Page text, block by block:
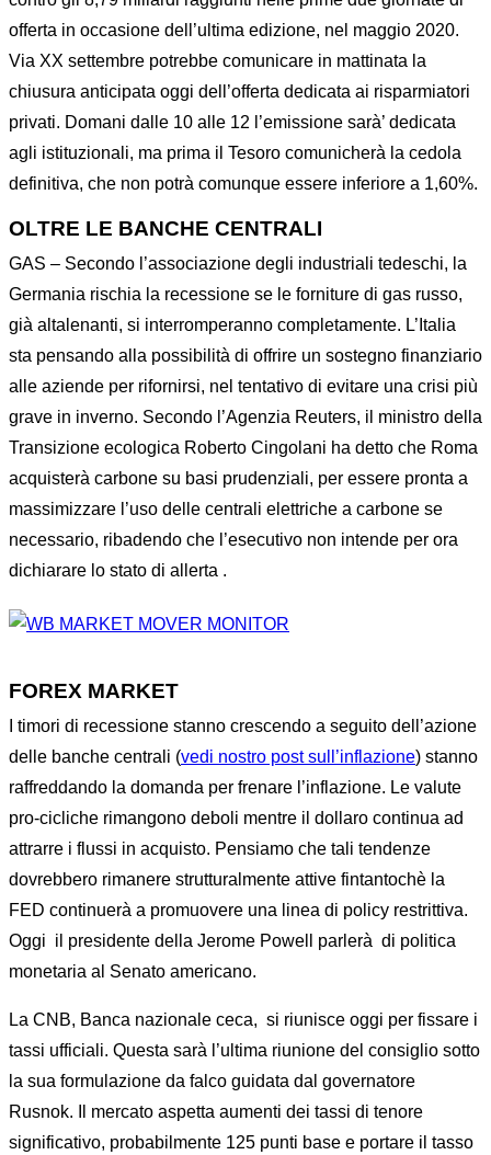
offerta in occasione dell’ultima edizione, nel maggio 2020.
Via XX settembre potrebbe comunicare in mattinata la
chiusura anticipata oggi dell’offerta dedicata ai risparmiatori
privati. Domani dalle 10 alle 12 l’emissione sarà’ dedicata
agli istituzionali, ma prima il Tesoro comunicherà la cedola
definitiva, che non potrà comunque essere inferiore a 1,60%.
OLTRE LE BANCHE CENTRALI
GAS – Secondo l’associazione degli industriali tedeschi, la
Germania rischia la recessione se le forniture di gas russo,
già altalenanti, si interromperanno completamente. L’Italia
sta pensando alla possibilità di offrire un sostegno finanziario
alle aziende per rifornirsi, nel tentativo di evitare una crisi più
grave in inverno. Secondo l’Agenzia Reuters, il ministro della
Transizione ecologica Roberto Cingolani ha detto che Roma
acquisterà carbone su basi prudenziali, per essere pronta a
massimizzare l’uso delle centrali elettriche a carbone se
necessario, ribadendo che l’esecutivo non intende per ora
dichiarare lo stato di allerta .
FOREX MARKET
I timori di recessione stanno crescendo a seguito dell’azione
delle banche centrali (vedi nostro post sull’inflazione) stanno
raffreddando la domanda per frenare l’inflazione. Le valute
pro-cicliche rimangono deboli mentre il dollaro continua ad
attrarre i flussi in acquisto. Pensiamo che tali tendenze
dovrebbero rimanere strutturalmente attive fintantochè la
FED continuerà a promuovere una linea di policy restrittiva.
Oggi il presidente della Jerome Powell parlerà di politica
monetaria al Senato americano.
La CNB, Banca nazionale ceca, si riunisce oggi per fissare i
tassi ufficiali. Questa sarà l’ultima riunione del consiglio sotto
la sua formulazione da falco guidata dal governatore
Rusnok. Il mercato aspetta aumenti dei tassi di tenore
significativo, probabilmente 125 punti base e portare il tasso